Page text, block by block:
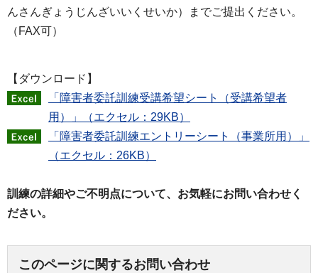
んさんぎょうじんざいいくせいか）までご提出ください。
（FAX可）
【ダウンロード】
「障害者委託訓練受講希望シート（受講希望者
用）」（エクセル：29KB）
「障害者委託訓練エントリーシート（事業所用）」
（エクセル：26KB）
訓練の詳細やご不明点について、お気軽にお問い合わせく
ださい。
このページに関するお問い合わせ